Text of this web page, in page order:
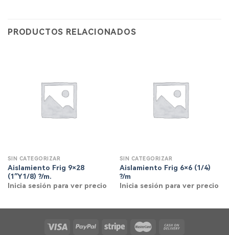
PRODUCTOS RELACIONADOS
SIN CATEGORIZAR
Aislamiento Frig 9×28
(1″Y1/8) ?/m.
Inicia sesión para ver precio
SIN CATEGORIZAR
Aislamiento Frig 6×6 (1/4)
?/m
Inicia sesión para ver precio